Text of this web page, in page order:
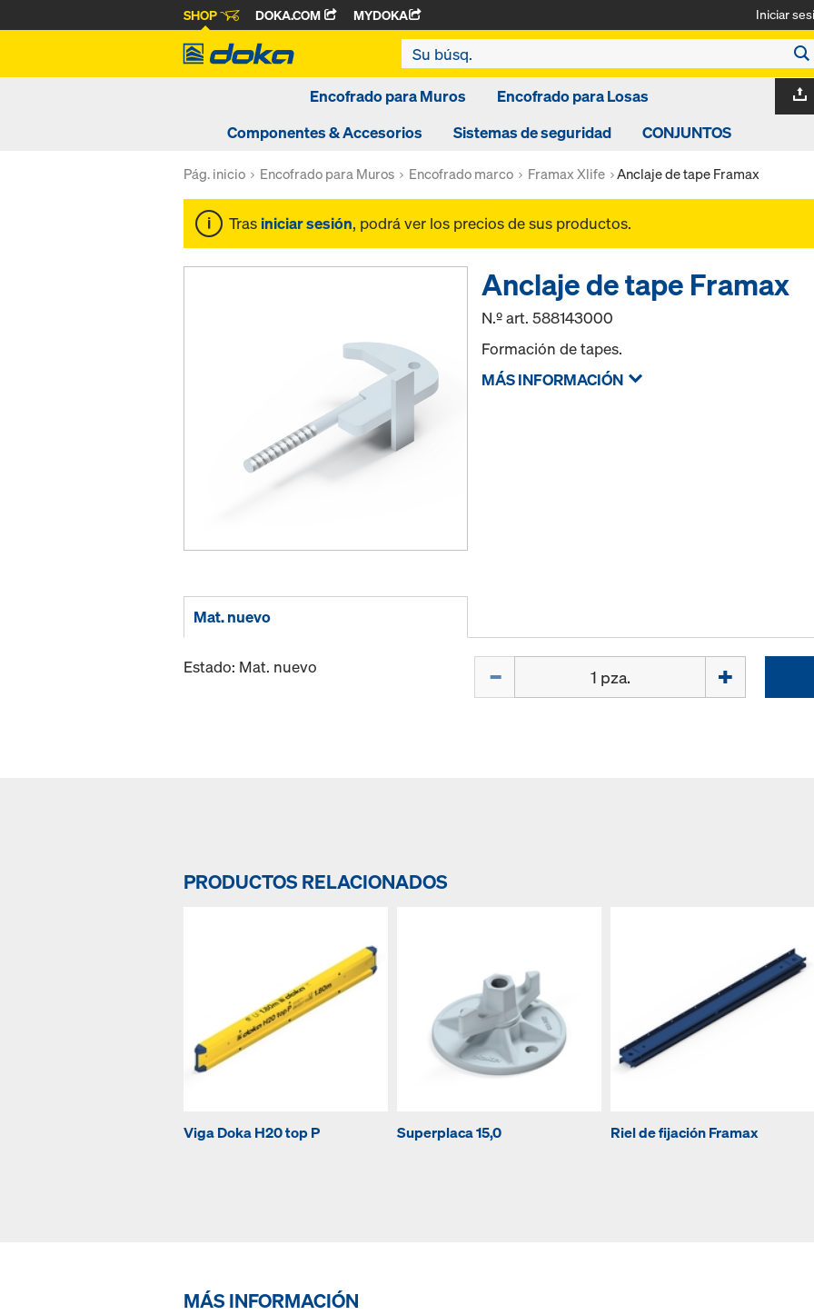
SHOP DOKA.COM MYDOKA Iniciar
Encofrado para Muros
Encofrado para Losas
Componentes & Accesorios
Sistemas de seguridad CONJUNTOS
Pág. inicio Encofrado para Muros Encofrado marco Framax Xlife Anclaje de tape Framax
Tras iniciar sesión, podrá ver los precios de sus productos.
Anclaje de tape Framax
N.º art.588143000
Formación de tapes.
MÁS INFORMACIÓN
Mat. nuevo
Estado: Mat. nuevo
PRODUCTOS RELACIONADOS
Viga Doka H20 top P Superplaca 15,0 Riel de fijación Framax
MÁS INFORMACIÓN